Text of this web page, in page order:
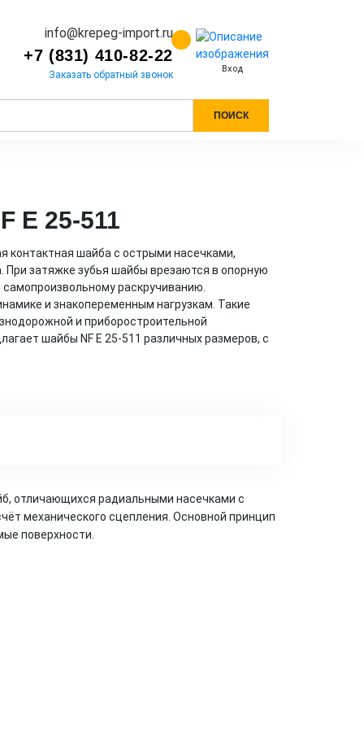
info@krepeg-import.ru
+7 (831) 410-82-22
Заказать обратный звонок Вход
ПОИСК
E 25-511
контактная шайба с острыми насечками,
затяжке зубья шайбы врезаются в опорную
раскручиванию.
и знакопеременным нагрузкам. Такие
и приборостроительной
шайбы NF E 25-511 различных размеров, с
отличающихся радиальными насечками с
механического сцепления. Основной принцип
поверхности.